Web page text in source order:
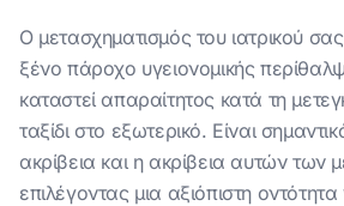
Ο μετασχηματισμός του ιατρικού
ξένο πάροχο υγειονομικής
καταστεί απαραίτητος κατά τη
ταξίδι στο εξωτερικό. Είναι
ακρίβεια και η ακρίβεια αυτών
επιλέγοντας μια αξιόπιστη